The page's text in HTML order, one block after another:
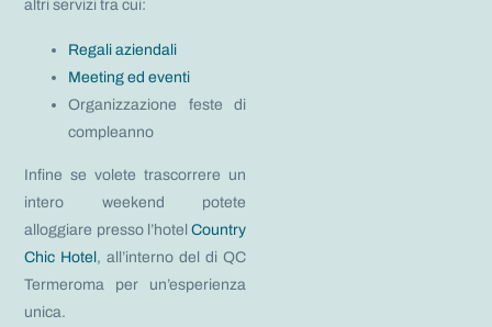
altri servizi tra cui:
Regali aziendali
Meeting ed eventi
Organizzazione feste di
compleanno
Infine se volete trascorrere un
intero weekend potete
alloggiare presso l’hotel Country
Chic Hotel, all’interno del di QC
Termeroma per un’esperienza
unica.